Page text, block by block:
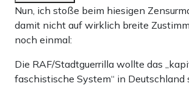
Nun, ich stoße beim hiesigen
damit nicht auf wirklich breite
noch einmal:
Die RAF/Stadtguerrilla wollte das
faschistische System“ in Deutschland